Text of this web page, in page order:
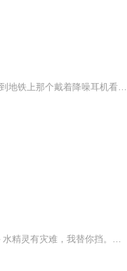
内向的人都活在自己的世界里吗内向的人都活在自己的世界里吗？这口锅中医可不背 看到地铁上那个戴着降噪耳机看《黄帝内经》的年轻人了吗？别人以为他在逃避社交，其实人家正在完成一场精妙的气血巡行。作为混迹中医圈十五年的老江湖，今天必须给内向党...
做了那么多年的好朋友，你们去一一抛弃了我。建鹏，舒言，你们一定会付出代价的！－水精灵有灾难，我替你挡。有损失，我替你补。有人欺负你。，我替你打回去。不管你做错了什么，我都会站在你这边。－花精灵水精灵，花精灵，我一定会把你们的，都抢过来。...